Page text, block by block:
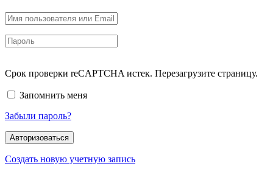
Срок проверки reCAPTCHA истек. Перезагрузите страницу.
Запомнить меня
Забыли пароль?
Создать новую учетную запись